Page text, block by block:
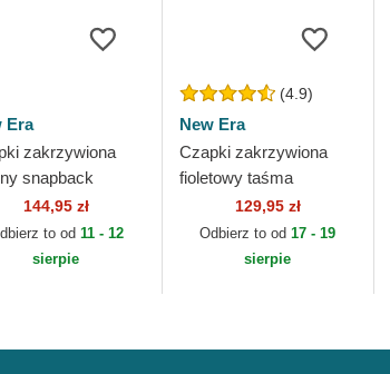
Era
zakrzywiona
snapback
E Frame
Los Angeles
NBA New Era
144,95 zł
to od 11 - 12
sierpie
(4.9)
New Era
Czapki zakrzywiona
fioletowy taśma
regulowana 9FORTY
The League Los
Angeles Lakers NBA
129,95 zł
Odbierz to od17 - 19
sierpie